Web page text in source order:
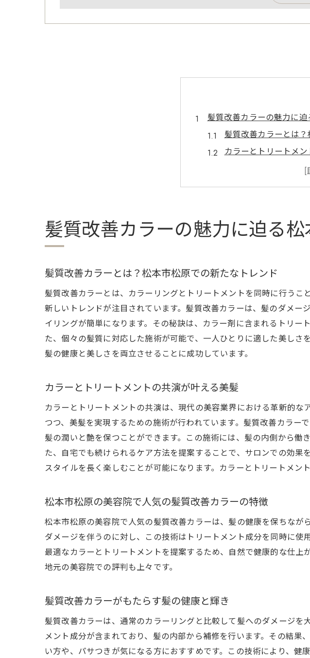
髪質改善カラーの魅力に
髪質改善カラーとは
カラーとトリートメ
松本市松原の美容院
髪質改善カラーがも
髪質改善カラーで理
髪質改善カラーで叶える
松本市松原の美容院で
ダメージレスな髪質
髪質改善カラーを支
髪質改善カラーで長
松本市松原での髪質
松本市松原で体験する髪質
松本市松原での髪質改
トリートメント成分が
髪質改善カラーで得
松本市松原の美容院
髪質改善カラーを最
髪質改善カラーの秘密松
松本市松原の美容院で
髪質に応じたカスタ
髪質改善におけるカ
松本市松原の美容院で進
松本市松原での髪質
髪質改善カラーを選
髪質改善カラーの魅力に迫る
髪質改善カラーとは？松本市松原での新たなトレンド
髪質改善カラーとは、カラーリングとトリートメントを同時に行う
新しいトレンドが注目されています。髪質改善カラーは、髪のダメ
イリングが簡単になります。その秘訣は、カラー剤に含まれるトリ
た、個々の髪質に対応した施術が可能で、一人ひとりに適した美しさ
髪の健康と美しさを両立させることに成功しています。
カラーとトリートメントの共演が叶える美髪
カラーとトリートメントの共演は、現代の美容業界における革新的
つつ、美髪を実現するための施術が行われています。髪質改善カラ
髪の潤いと艶を保つことができます。この施術には、髪の内側から
た、自宅でも続けられるケア方法を提案することで、サロンでの効
スタイルを長く楽しむことが可能になります。カラーとトリートメン
松本市松原の美容院で人気の髪質改善カラーの特徴
松本市松原の美容院で人気の髪質改善カラーは、髪の健康を保ちな
ダメージを伴うのに対し、この技術はトリートメント成分を同時に使
最適なカラーとトリートメントを提案するため、自然で健康的な仕上
地元の美容院での評判も上々です。
髪質改善カラーがもたらす髪の健康と輝き
髪質改善カラーは、通常のカラーリングと比較して髪へのダメージ
メント成分が含まれており、髪の内部から補修を行います。その結
い方や、パサつきが気になる方におすすめです。この技術により、